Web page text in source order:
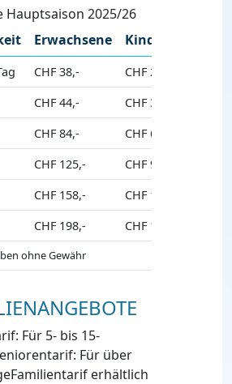
Hauptsaison 2025/26
Erwachsene Kinder
CHF 38,- CHF 29,-
CHF 44,- CHF 33,-
CHF 84,- CHF 63,-
CHF 125,- CHF 94,-
CHF 158,- CHF 119,-
CHF 198,- CHF 149,-
ohne Gewähr
Für 5- bis 15-
Für über
erhältlich